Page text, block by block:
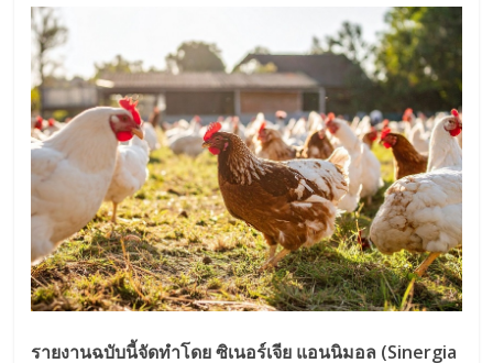
รายงานฉบับนี้จัดทำโดย ซิเนอร์เจีย แอนนิมอล (Sinergia